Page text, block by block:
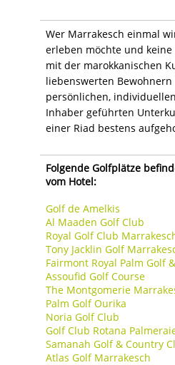
Wer Marrakesch einmal
erleben möchte und
mit der marokkanischen
liebenswerten
persönlichen,
Inhaber geführten
einer Riad bestens
Folgende Golfplätze
vom Hotel:
Golf de Amelkis
Al Maaden Golf Club
Royal Golf Club
Tony Jacklin Golf
Fairmont Royal Palm Golf
Assoufid Golf Course
The Montgomerie
Palm Golf Ourika
Noria Golf Club
Golf Club Rotana
Samanah Golf & Country
Atlas Golf Marrakesch